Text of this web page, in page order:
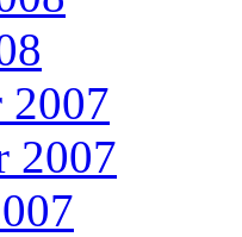
2007
2007